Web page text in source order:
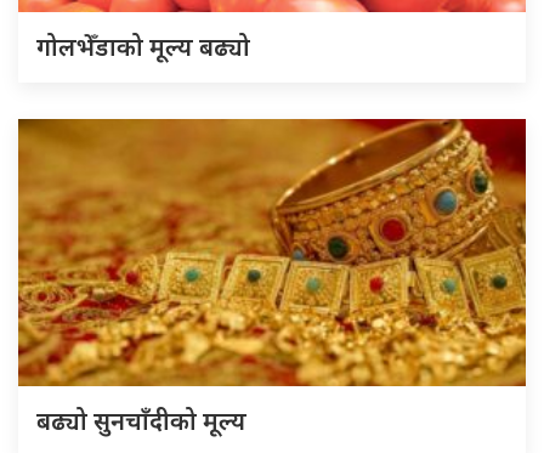
गोलभेँडाको मूल्य बढ्यो
बढ्यो सुनचाँदीको मूल्य